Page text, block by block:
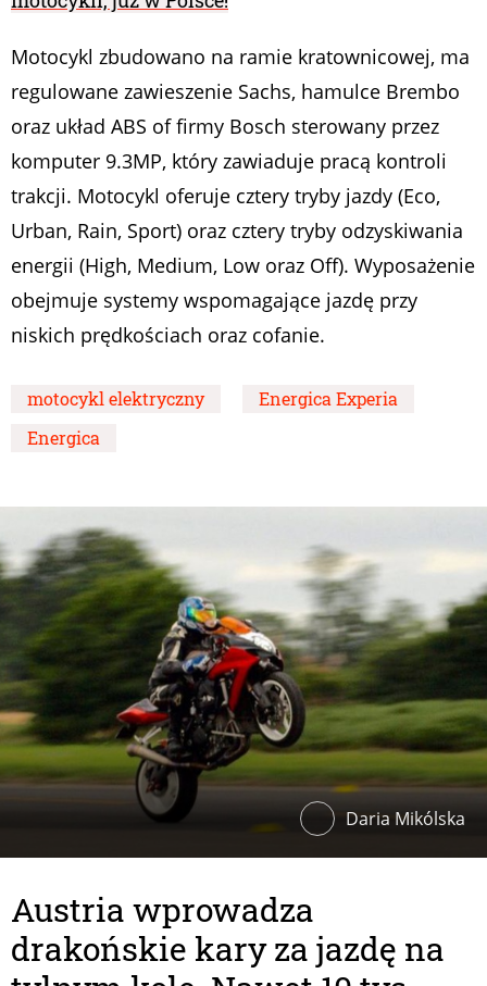
Motocykl zbudowano na ramie kratownicowej, ma
regulowane zawieszenie Sachs, hamulce Brembo
oraz układ ABS of firmy Bosch sterowany przez
komputer 9.3MP, który zawiaduje pracą kontroli
trakcji. Motocykl oferuje cztery tryby jazdy (Eco,
Urban, Rain, Sport) oraz cztery tryby odzyskiwania
energii (High, Medium, Low oraz Off). Wyposażenie
obejmuje systemy wspomagające jazdę przy
niskich prędkościach oraz cofanie.
motocykl elektryczny
Energica Experia
Energica
Daria Mikólska
Austria wprowadza
drakońskie kary za jazdę na